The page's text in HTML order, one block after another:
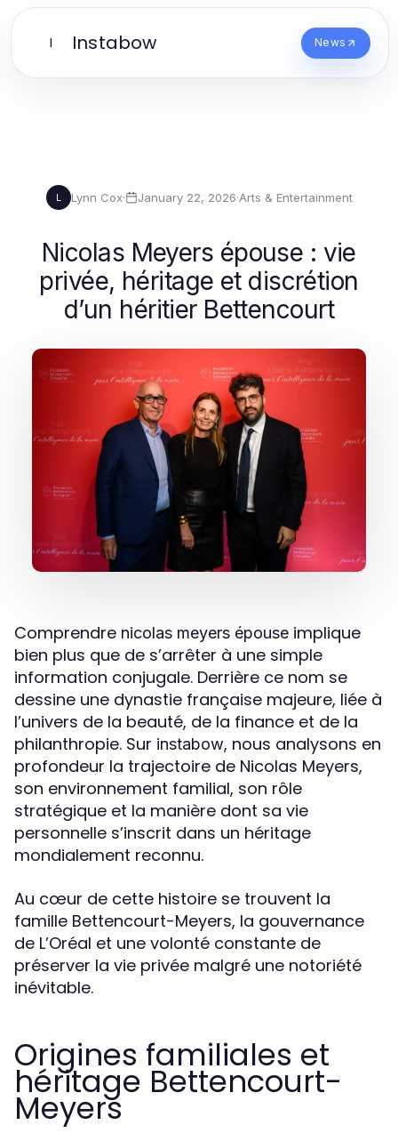
I Instabow News
L Lynn Cox· January 22, 2026·Arts & Entertainment
Nicolas Meyers épouse : vie
privée, héritage et discrétion
d’un héritier Bettencourt
Comprendre nicolas meyers épouse implique
bien plus que de s’arrêter à une simple
information conjugale. Derrière ce nom se
dessine une dynastie française majeure, liée à
l’univers de la beauté, de la finance et de la
philanthropie. Sur instabow, nous analysons en
profondeur la trajectoire de Nicolas Meyers,
son environnement familial, son rôle
stratégique et la manière dont sa vie
personnelle s’inscrit dans un héritage
mondialement reconnu.
Au cœur de cette histoire se trouvent la
famille Bettencourt-Meyers, la gouvernance
de L’Oréal et une volonté constante de
préserver la vie privée malgré une notoriété
inévitable.
Origines familiales et
héritage Bettencourt-
Meyers